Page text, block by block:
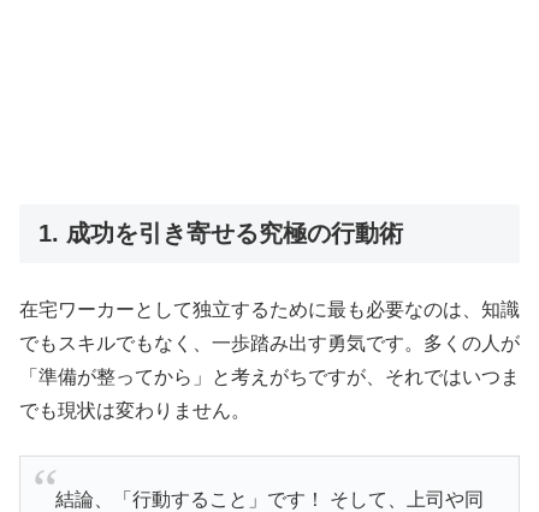
1. 成功を引き寄せる究極の行動術
在宅ワーカーとして独立するために最も必要なのは、知識
でもスキルでもなく、一歩踏み出す勇気です。多くの人が
「準備が整ってから」と考えがちですが、それではいつま
でも現状は変わりません。
結論、「行動すること」です！ そして、上司や同